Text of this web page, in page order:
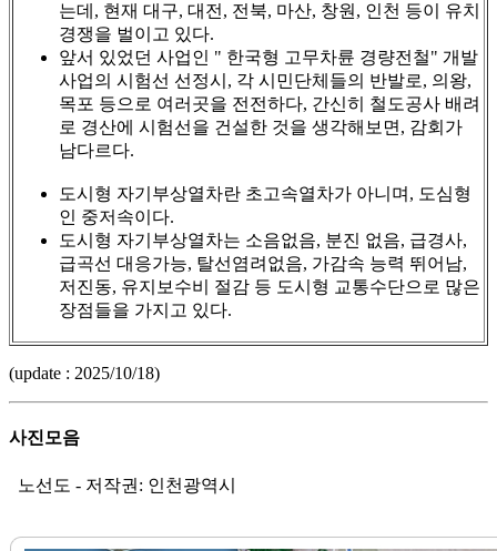
는데, 현재 대구, 대전, 전북, 마산, 창원, 인천 등이 유치
경쟁을 벌이고 있다.
앞서 있었던 사업인 " 한국형 고무차륜 경량전철" 개발
사업의 시험선 선정시, 각 시민단체들의 반발로, 의왕,
목포 등으로 여러곳을 전전하다, 간신히 철도공사 배려
로 경산에 시험선을 건설한 것을 생각해보면, 감회가
남다르다.
도시형 자기부상열차란 초고속열차가 아니며, 도심형
인 중저속이다.
도시형 자기부상열차는 소음없음, 분진 없음, 급경사,
급곡선 대응가능, 탈선염려없음, 가감속 능력 뛰어남,
저진동, 유지보수비 절감 등 도시형 교통수단으로 많은
장점들을 가지고 있다.
(update : 2025/10/18)
사진모음
노선도 - 저작권: 인천광역시